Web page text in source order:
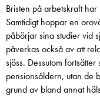
Bristen på arbetskraft
Samtidigt hoppar en
påbörjar sina studier vid
påverkas också av att
sjöss. Dessutom
pensionsåldern, utan de
grund av bland annat